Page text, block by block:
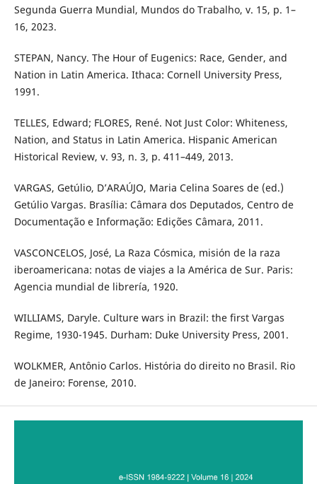
Segunda Guerra Mundial, Mundos do Trabalho, v. 15, p. 1–
16, 2023.
STEPAN, Nancy. The Hour of Eugenics: Race, Gender, and
Nation in Latin America. Ithaca: Cornell University Press,
1991.
TELLES, Edward; FLORES, René. Not Just Color: Whiteness,
Nation, and Status in Latin America. Hispanic American
Historical Review, v. 93, n. 3, p. 411–449, 2013.
VARGAS, Getúlio, D’ARAÚJO, Maria Celina Soares de (ed.)
Getúlio Vargas. Brasília: Câmara dos Deputados, Centro de
Documentação e Informação: Edições Câmara, 2011.
VASCONCELOS, José, La Raza Cósmica, misión de la raza
iberoamericana: notas de viajes a la América de Sur. Paris:
Agencia mundial de librería, 1920.
WILLIAMS, Daryle. Culture wars in Brazil: the first Vargas
Regime, 1930-1945. Durham: Duke University Press, 2001.
WOLKMER, Antônio Carlos. História do direito no Brasil. Rio
de Janeiro: Forense, 2010.